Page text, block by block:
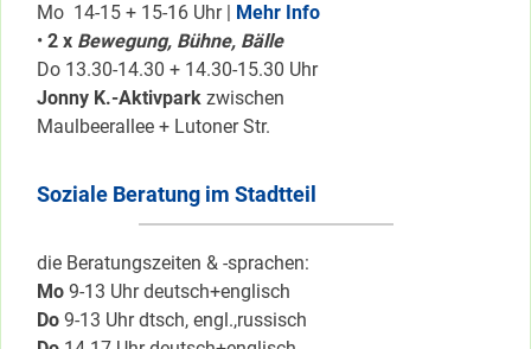
Mo 14-15 + 15-16 Uhr | Mehr Info
• 2 x Bewegung, Bühne, Bälle
Do 13.30-14.30 + 14.30-15.30 Uhr
Jonny K.-Aktivpark zwischen
Maulbeerallee + Lutoner Str.
Soziale Beratung im Stadtteil
die Beratungszeiten & -sprachen:
Mo 9-13 Uhr deutsch+englisch
Do 9-13 Uhr dtsch, engl.,russisch